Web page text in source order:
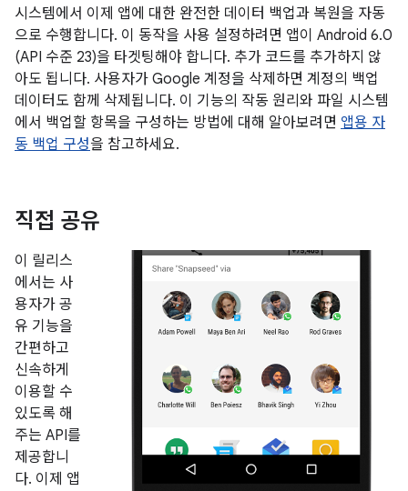
시스템에서 이제 앱에 대한 완전한 데이터 백업과 복원을 자동
으로 수행합니다. 이 동작을 사용 설정하려면 앱이 Android 6.0
(API 수준 23)을 타겟팅해야 합니다. 추가 코드를 추가하지 않
아도 됩니다. 사용자가 Google 계정을 삭제하면 계정의 백업
데이터도 함께 삭제됩니다. 이 기능의 작동 원리와 파일 시스템
에서 백업할 항목을 구성하는 방법에 대해 알아보려면 앱용 자
동 백업 구성을 참고하세요.
직접 공유
이 릴리스
에서는 사
용자가 공
유 기능을
간편하고
신속하게
이용할 수
있도록 해
주는 API를
제공합니
다. 이제 앱